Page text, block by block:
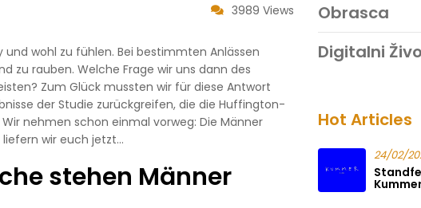
3989 Views
wohl zu fühlen. Bei bestimmten Anlässen
zu rauben. Welche Frage wir uns dann des
Zum Glück mussten wir für diese Antwort
der Studie zurückgreifen, die die Huffington-
nehmen schon einmal vorweg: Die Männer
liefern wir euch jetzt…
stehen Männer
Obrasca
Digitalni
Hot Articles
24/02/